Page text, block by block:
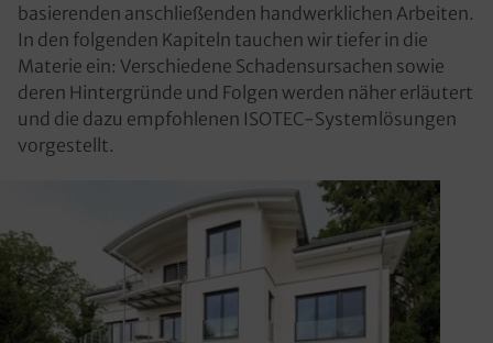
basierenden anschließenden handwerklichen Arbeiten.
In den folgenden Kapiteln tauchen wir tiefer in die
Materie ein: Verschiedene Schadensursachen sowie
deren Hintergründe und Folgen werden näher erläutert
und die dazu empfohlenen ISOTEC-Systemlösungen
vorgestellt.